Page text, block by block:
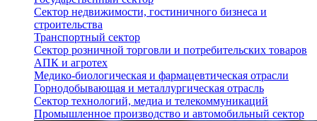
Сектор недвижимости, гостиничного бизнеса и
строительства
Транспортный сектор
Сектор розничной торговли и потребительских товаров
АПК и агротех
Медико-биологическая и фармацевтическая отрасли
Горнодобывающая и металлургическая отрасль
Сектор технологий, медиа и телекоммуникаций
Промышленное производство и автомобильный сектор